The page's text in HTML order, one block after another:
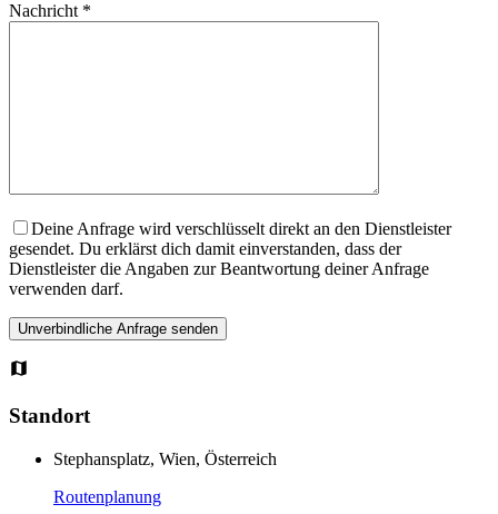
Nachricht *
Deine Anfrage wird verschlüsselt direkt an den Dienstleister
gesendet. Du erklärst dich damit einverstanden, dass der
Dienstleister die Angaben zur Beantwortung deiner Anfrage
verwenden darf.
Standort
Stephansplatz, Wien, Österreich
Routenplanung